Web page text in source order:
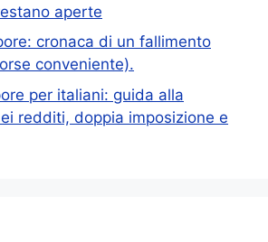
aperte
cronaca di un fallimento
conveniente).
per italiani: guida alla
redditi, doppia imposizione e